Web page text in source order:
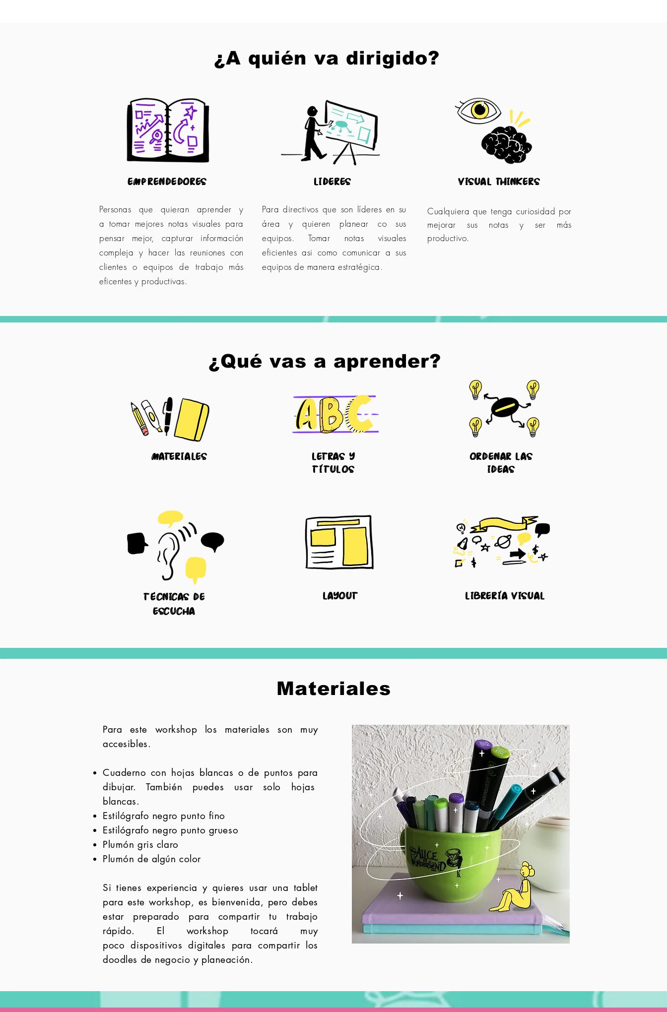
¿A quién va dirigido?
emprendedores
Personas que quieran aprender y
a tomar mejores notas visuales para
pensar mejor, capturar información
compleja y hacer las reuniones con
clientes o equipos de trabajo más
eficentes y productivas.
lideres
Para directivos que son líderes en su
área y quieren planear co sus
equipos. Tomar notas visuales
eficientes asi como comunicar a sus
equipos de manera estratégica.
visual thinkers
Cualquiera que tenga curiosidad por
mejorar sus notas y ser más
productivo.
¿Qué vas a aprender?
materiales
letras y
títulos
ordenar las
ideas
técnicas de
escucha
layout librería visual
Para este workshop los materiales son muy
accesibles.
Cuaderno con hojas blancas o de puntos para
dibujar. También puedes usar solo hojas
blancas.
Estilógrafo negro punto fino
Estilógrafo negro punto grueso
Plumón gris claro
Plumón de algún color
Si tienes experiencia y quieres usar una tablet
para este workshop, es bienvenida, pero debes
estar preparado para compartir tu trabajo
rápido. El workshop tocará muy
poco dispositivos digitales para compartir los
doodles de negocio y planeación.
Materiales